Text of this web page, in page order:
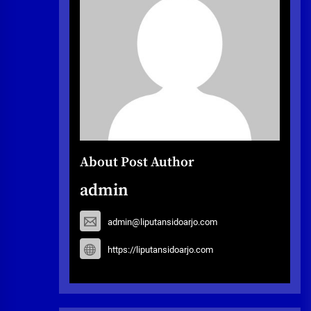
About Post Author
admin
admin@liputansidoarjo.com
https://liputansidoarjo.com